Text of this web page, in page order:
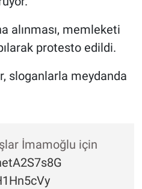
alınması, memleketi
protesto edildi.
sloganlarla meydanda
İmamoğlu için